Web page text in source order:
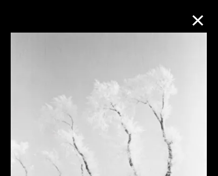
關於M+藏品